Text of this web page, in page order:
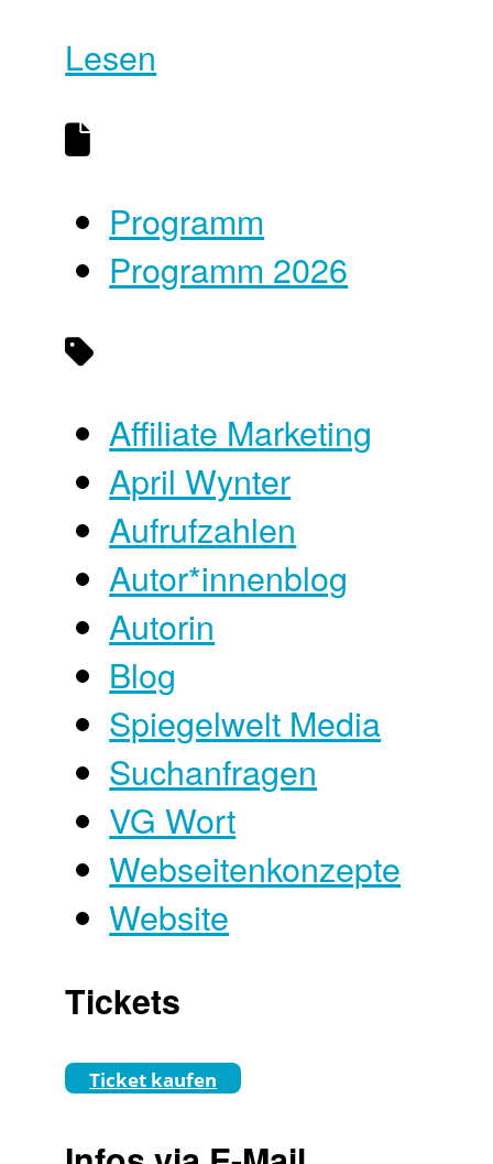
Lesen
Programm
Programm 2026
Affiliate Marketing
April Wynter
Aufrufzahlen
Autor*innenblog
Autorin
Blog
Spiegelwelt Media
Suchanfragen
VG Wort
Webseitenkonzepte
Website
Tickets
Ticket kaufen